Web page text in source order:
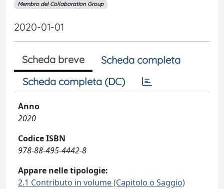
Membro del Collaboration Group
2020-01-01
Scheda breve
Scheda completa
Scheda completa (DC)
Anno
2020
Codice ISBN
978-88-495-4442-8
Appare nelle tipologie:
2.1 Contributo in volume (Capitolo o Saggio)